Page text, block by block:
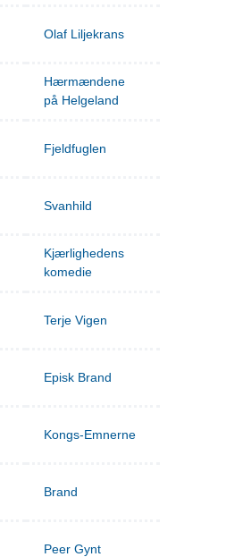
Olaf Liljekrans
Hærmændene
på Helgeland
Fjeldfuglen
Svanhild
Kjærlighedens
komedie
Terje Vigen
Episk Brand
Kongs-Emnerne
Brand
Peer Gynt